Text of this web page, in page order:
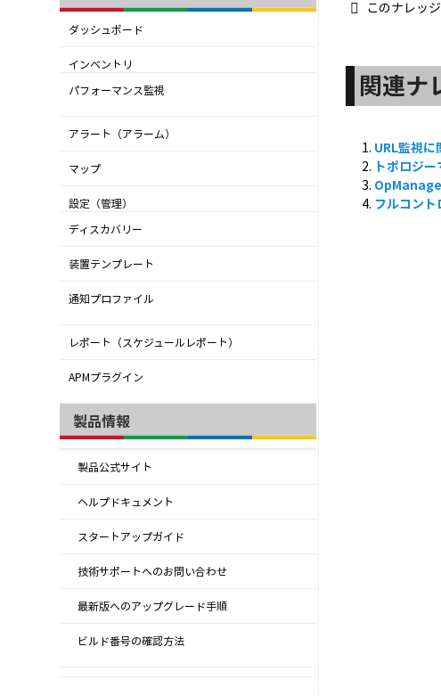
ダッシュボード
インベントリ
パフォーマンス監視
アラート（アラーム）
マップ
設定（管理）
ディスカバリー
装置テンプレート
通知プロファイル
レポート（スケジュールレポート）
APMプラグイン
製品情報
製品公式サイト
ヘルプドキュメント
スタートアップガイド
技術サポートへのお問い合わせ
最新版へのアップグレード手順
ビルド番号の確認方法
このナレッ
関連ナ
URL監視に
トポロジ
フルコン